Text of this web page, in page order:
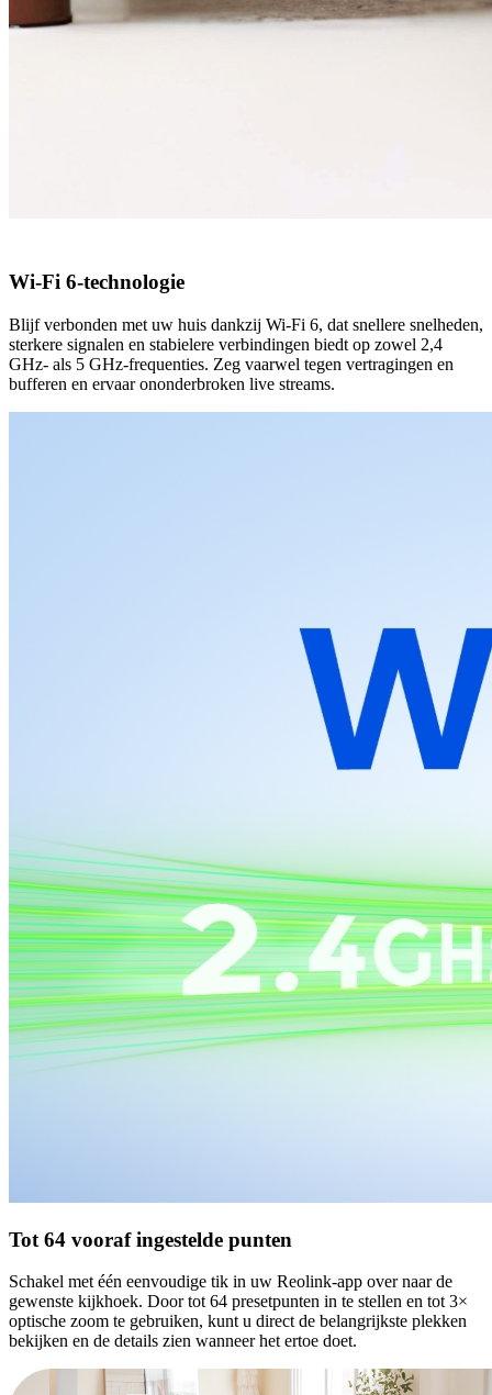
Wi-Fi 6-technologie
Blijf verbonden met uw huis dankzij Wi-Fi 6, dat snellere snelheden,
sterkere signalen en stabielere verbindingen biedt op zowel 2,4
GHz- als 5 GHz-frequenties. Zeg vaarwel tegen vertragingen en
bufferen en ervaar ononderbroken live streams.
Tot 64 vooraf ingestelde punten
Schakel met één eenvoudige tik in uw Reolink-app over naar de
gewenste kijkhoek. Door tot 64 presetpunten in te stellen en tot 3×
optische zoom te gebruiken, kunt u direct de belangrijkste plekken
bekijken en de details zien wanneer het ertoe doet.